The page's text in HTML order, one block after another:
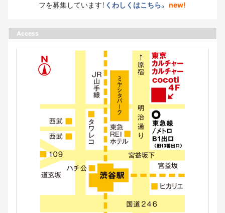
フを募集しています！ くわしくはこちら。 new!
Access